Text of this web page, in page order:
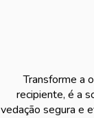
Transforme a
recipiente, é a
vedação segura e